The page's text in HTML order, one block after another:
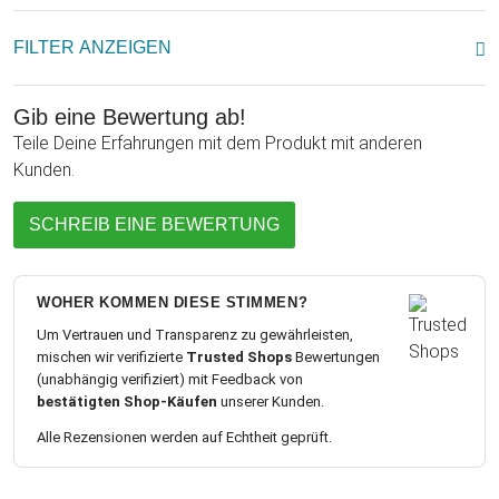
FILTER ANZEIGEN
Gib eine Bewertung ab!
Teile Deine Erfahrungen mit dem Produkt mit anderen
Kunden.
SCHREIB EINE BEWERTUNG
WOHER KOMMEN DIESE STIMMEN?
Um Vertrauen und Transparenz zu gewährleisten,
mischen wir verifizierte Trusted Shops Bewertungen
(unabhängig verifiziert) mit Feedback von
bestätigten Shop-Käufen unserer Kunden.
Alle Rezensionen werden auf Echtheit geprüft.